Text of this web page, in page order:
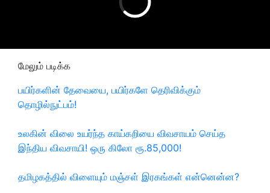
மேலும் படிக்க
பயிர்களின் தேவையை, பயிர்களே தெரிவிக்கும்
தொழில்நுட்பம்!
உலகின் விலை உயர்ந்த காய்கறியை விவசாயம் செய்த
இந்திய விவசாயி! ஒரு கிலோ ரூ.85,000!
தமிழகத்தில் விளையும் மஞ்சள் இரகங்கள் என்னென்ன?